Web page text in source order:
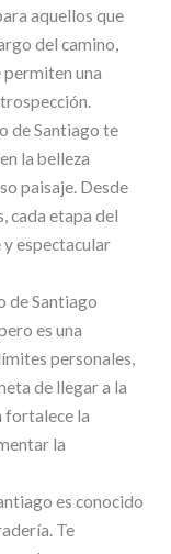
aquellos que
del camino,
permiten una
de Santiago te
la belleza
paisaje. Desde
cada etapa del
espectacular
de Santiago
es una
personales,
de llegar a la
fortalece la
la
es conocido
Te